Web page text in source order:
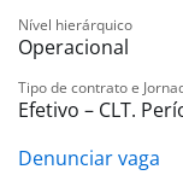
Nível hierárquico
Operacional
Tipo de contrato e
Efetivo – CLT.
Denunciar vaga